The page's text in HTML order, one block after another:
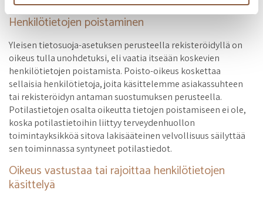
Henkilötietojen poistaminen
Yleisen tietosuoja-asetuksen perusteella rekisteröidyllä on
oikeus tulla unohdetuksi, eli vaatia itseään koskevien
henkilötietojen poistamista. Poisto-oikeus koskettaa
sellaisia henkilötietoja, joita käsittelemme asiakassuhteen
tai rekisteröidyn antaman suostumuksen perusteella.
Potilastietojen osalta oikeutta tietojen poistamiseen ei ole,
koska potilastietoihin liittyy terveydenhuollon
toimintayksikköä sitova lakisääteinen velvollisuus säilyttää
sen toiminnassa syntyneet potilastiedot.
Oikeus vastustaa tai rajoittaa henkilötietojen
käsittelyä